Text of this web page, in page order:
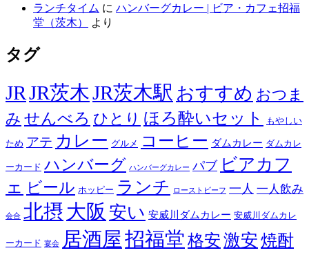
ランチタイム に ハンバーグカレー | ビア・カフェ招福
堂（茨木）
より
タグ
JRJR茨木JR茨木駅 おすすめ おつま
み せんべろ ひとり ほろ酔いセット もやしい
ため アテ カレー グルメ コーヒー ダムカレー ダムカレ
ーカード ハンバーグ ハンバーグカレー パブ ビアカフ
ェ ビール ホッピー ランチ ローストビーフ 一人 一人飲み
会合 北摂 大阪 安い 安威川ダムカレー 安威川ダムカレ
ーカード 宴会 居酒屋招福堂格安激安焼酎